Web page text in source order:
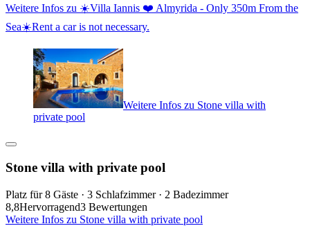
Weitere Infos zu ☀️Villa Iannis ❤️ Almyrida - Only 350m From the
Sea☀️Rent a car is not necessary.
Weitere Infos zu Stone villa with
private pool
Stone villa with private pool
Platz für 8 Gäste · 3 Schlafzimmer · 2 Badezimmer
8,8Hervorragend3 Bewertungen
Weitere Infos zu Stone villa with private pool